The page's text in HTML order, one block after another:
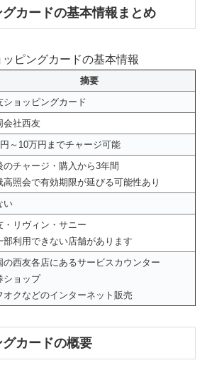
カードの基本情報まとめ
ピングカードの基本情報
摘要
ショッピングカード
会社西友
～10万円までチャージ可能
のチャージ・購入から3年間
照会で有効期限が延びる可能性あり
い
・リヴィン・サニー
利用できない店舗があります
の西友各店にあるサービスカウンター
ショップ
オクなどのインターネット販売
カードの概要